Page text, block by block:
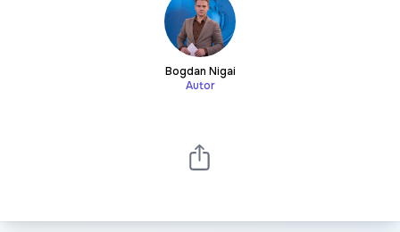
Bogdan Nigai
Autor